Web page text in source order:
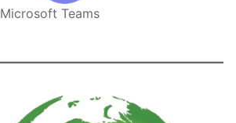
Microsoft Teams